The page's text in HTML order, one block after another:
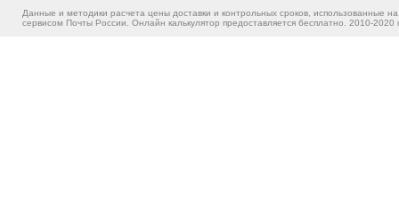
Данные и методики расчета цены доставки и контрольных сроков, использованные
сервисом Почты России. Онлайн калькулятор предоставляется бесплатно. 2010-2020